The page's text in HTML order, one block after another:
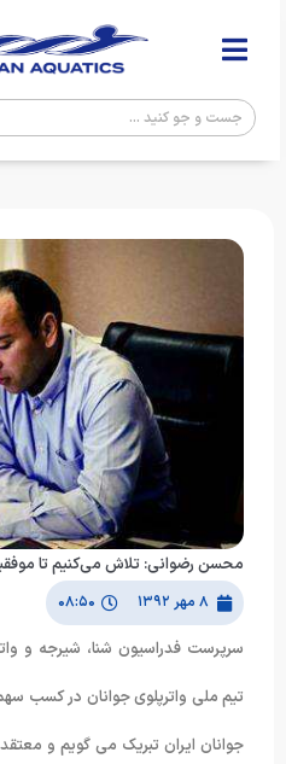
محسن رضوانی: تلاش می‌کنیم تا
۸ مهر ۱۳۹۲ ۰۸:۵۰
سرپرست فدراسیون شنا، شیرجه و
تیم ملی واترپلوی جوانان در کسب
جوانان ایران تبریک می گویم و